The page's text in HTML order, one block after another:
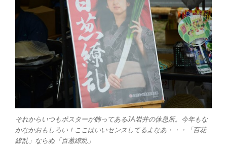
それからいつもポスターが飾ってあるJA岩井の休息所。今年もな
かなかおもしろい！ここはいいセンスしてるよなあ・・・「百花
繚乱」ならぬ「百葱繚乱」